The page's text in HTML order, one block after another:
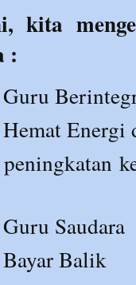
kita
:
Energi
Saudara
Balik